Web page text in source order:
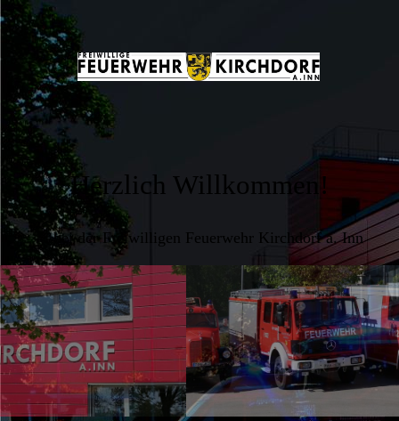
Herzlich Willkommen!
... bei der Freiwilligen Feuerwehr Kirchdorf a. Inn